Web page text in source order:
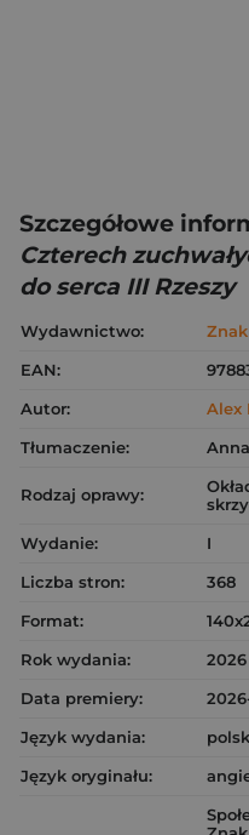
Szczegółowe
Czterech
do serca III Rzeszy
Wydawnictwo:
EAN:
Autor:
Alex
Tłumaczenie:
Rodzaj oprawy:
Wydanie:
I
Liczba stron:
368
Format:
Rok wydania:
2026
Data premiery:
Język wydania:
Język oryginału: